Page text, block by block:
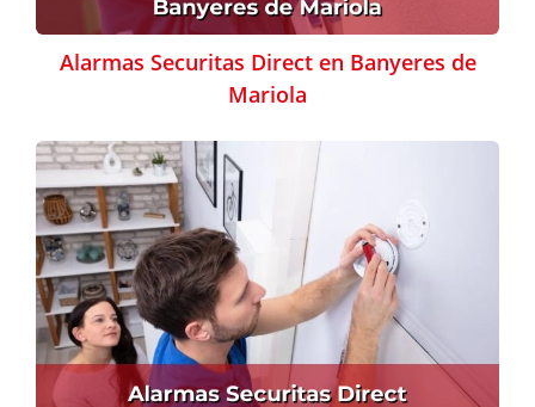
Alarmas Securitas Direct en Banyeres de
Mariola